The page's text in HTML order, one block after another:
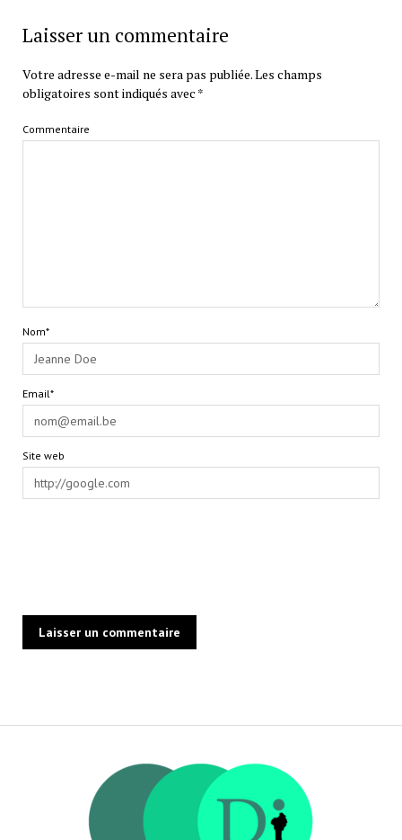
Laisser un commentaire
Votre adresse e-mail ne sera pas publiée.Les champs
obligatoires sont indiqués avec *
Commentaire
Nom*
Email*
Site web